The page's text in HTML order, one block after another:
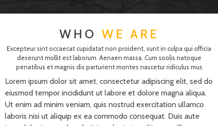
WHO WE ARE
Excepteur sint occaecat cupidatat non proident, sunt in culpa qui officia
deserunt mollit est laborum. Aenaen massa, Cum soolis natoque
penatibus et magnis dis parturient montes nascetur ridiculus mus
Lorem ipsum dolor sit amet, consectetur adipiscing elit, sed do
eiusmod tempor incididunt ut labore et dolore magna aliqua.
Ut enim ad minim veniam, quis nostrud exercitation ullamco
laboris nisi ut aliquip ex ea commodo consequat. Duis aute